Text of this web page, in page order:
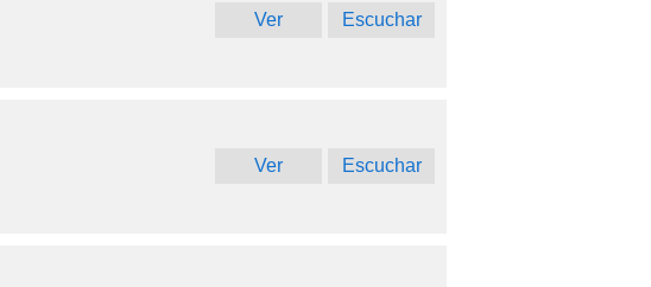
Ver Escuchar
Ver Escuchar